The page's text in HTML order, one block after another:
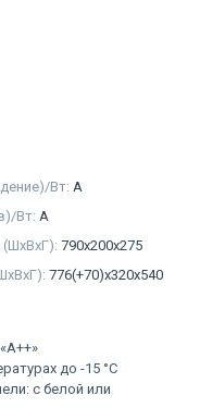
Вт: A
Вт: A
(ШхВхГ): 790x200x275
776(+70)x320x540
до -15 °С
с белой или